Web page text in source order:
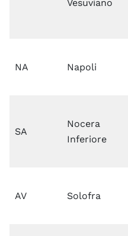
Vesuviano
NA Napoli
SA
Nocera
Inferiore
AV Solofra